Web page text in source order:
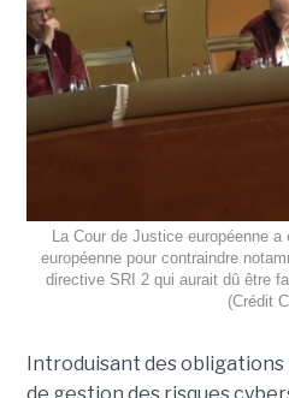
La Cour de Justice européenne
européenne pour contraindre
directive SRI 2 qui aurait dû être
(Crédit
Introduisant des